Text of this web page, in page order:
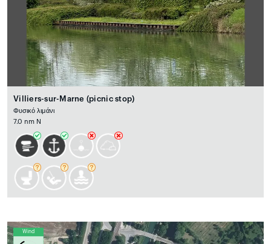
Villiers-sur-Marne (picnic stop)
Φυσικό λιμάνι
7.0 nm N
Wind